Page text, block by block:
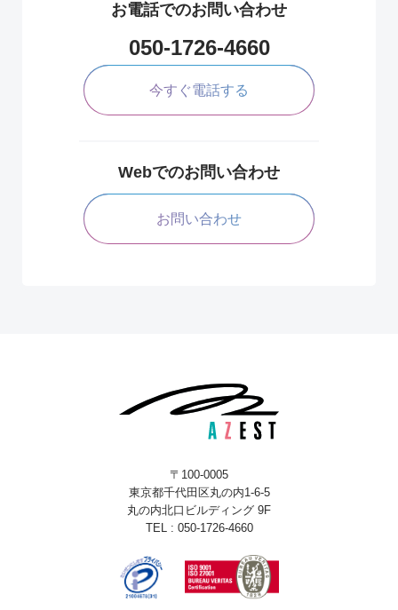
お電話でのお問い合わせ
050-1726-4660
今すぐ電話する
Webでのお問い合わせ
お問い合わせ
〒100-0005
東京都千代田区丸の内1-6-5
丸の内北口ビルディング 9F
TEL : 050-1726-4660